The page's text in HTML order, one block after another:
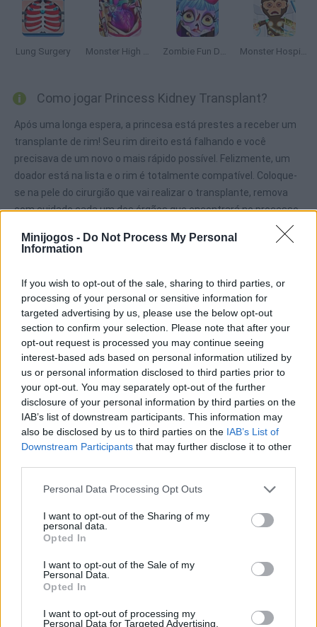
Minijogos - Do Not Process My Personal
Information
If you wish to opt-out of the sale, sharing to third parties, or
processing of your personal or sensitive information for
targeted advertising by us, please use the below opt-out
section to confirm your selection. Please note that after your
opt-out request is processed you may continue seeing
interest-based ads based on personal information utilized by
us or personal information disclosed to third parties prior to
your opt-out. You may separately opt-out of the further
disclosure of your personal information by third parties on the
IAB’s list of downstream participants. This information may
also be disclosed by us to third parties on the IAB’s List of
Downstream Participants that may further disclose it to other
Personal Data Processing Opt Outs
I want to opt-out of the Sharing of my
personal data.
Opted In
I want to opt-out of the Sale of my
Personal Data.
Opted In
I want to opt-out of processing my
Personal Data for Targeted Advertising.
Lung Surgery Monster High Heart Surgery Zombie Fun Doctor Monster Hospital
Como jogar Princess Kidney Transplant?
Após uma longa espera, a princesa está prestes a receber um
transplante de rim! Seu rim direito está falhando e você
precisava de um novo o mais rápido possível. Felizmente, um
doador está na lista e o rim é totalmente compatível. Coloque-
se na pele do cirurgião que vai realizar o transplante, remova
com cuidado cada um dos órgãos que encontrará no processo,
corte as partes corretas e substitua o órgão o mais rápido
possível. Após a cirurgia, dê à Princesa um tratamento de
Etiquetas
JOGOS DE GERENCIAMENTO
JOGOS DE HABILIDADE
COLEÇÕES DE JOGOS
JOGOS DE CIRURGIA
JOGOS INFANTIS
JOGOS CELULAR
JOGOS DE MAQUIAGEM